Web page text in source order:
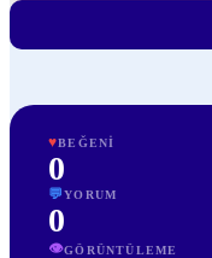
♥BEĞENI
0
💬YORUM
0
👁GÖRÜNTÜLEME